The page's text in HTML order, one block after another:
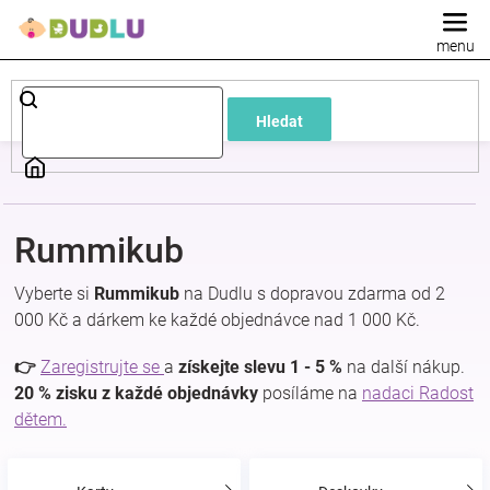
Hledat
Dětské
a
kojenecké
oblečení
Pokojíček
a
kojenecká
Rummikub
Vyberte si Rummikub na Dudlu s dopravou zdarma od 2
000 Kč a dárkem ke každé objednávce nad 1 000 Kč.
👉 Zaregistrujte se a získejte slevu 1 - 5 % na další nákup.
20 % zisku z každé objednávky posíláme na nadaci Radost
dětem.